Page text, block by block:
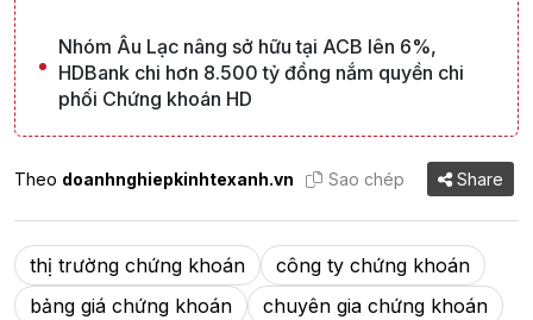
Nhóm Âu Lạc nâng sở hữu tại ACB lên 6%,
HDBank chi hơn 8.500 tỷ đồng nắm quyền chi
phối Chứng khoán HD
Theo doanhnghiepkinhtexanh.vn Sao chép Share
thị trường chứng khoán
công ty chứng khoán
bảng giá chứng khoán
chuyên gia chứng khoán